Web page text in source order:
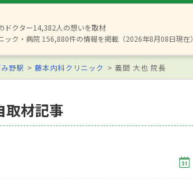
ドクター14,382人の想いを取材
ック・病院 156,880件の情報を掲載（2026年8月08日現在）
野駅 藤本内科クリニック 義間 大也 院長
取材記事